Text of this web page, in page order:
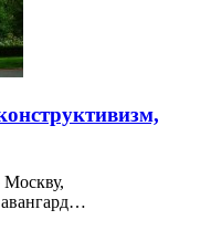
Москву,